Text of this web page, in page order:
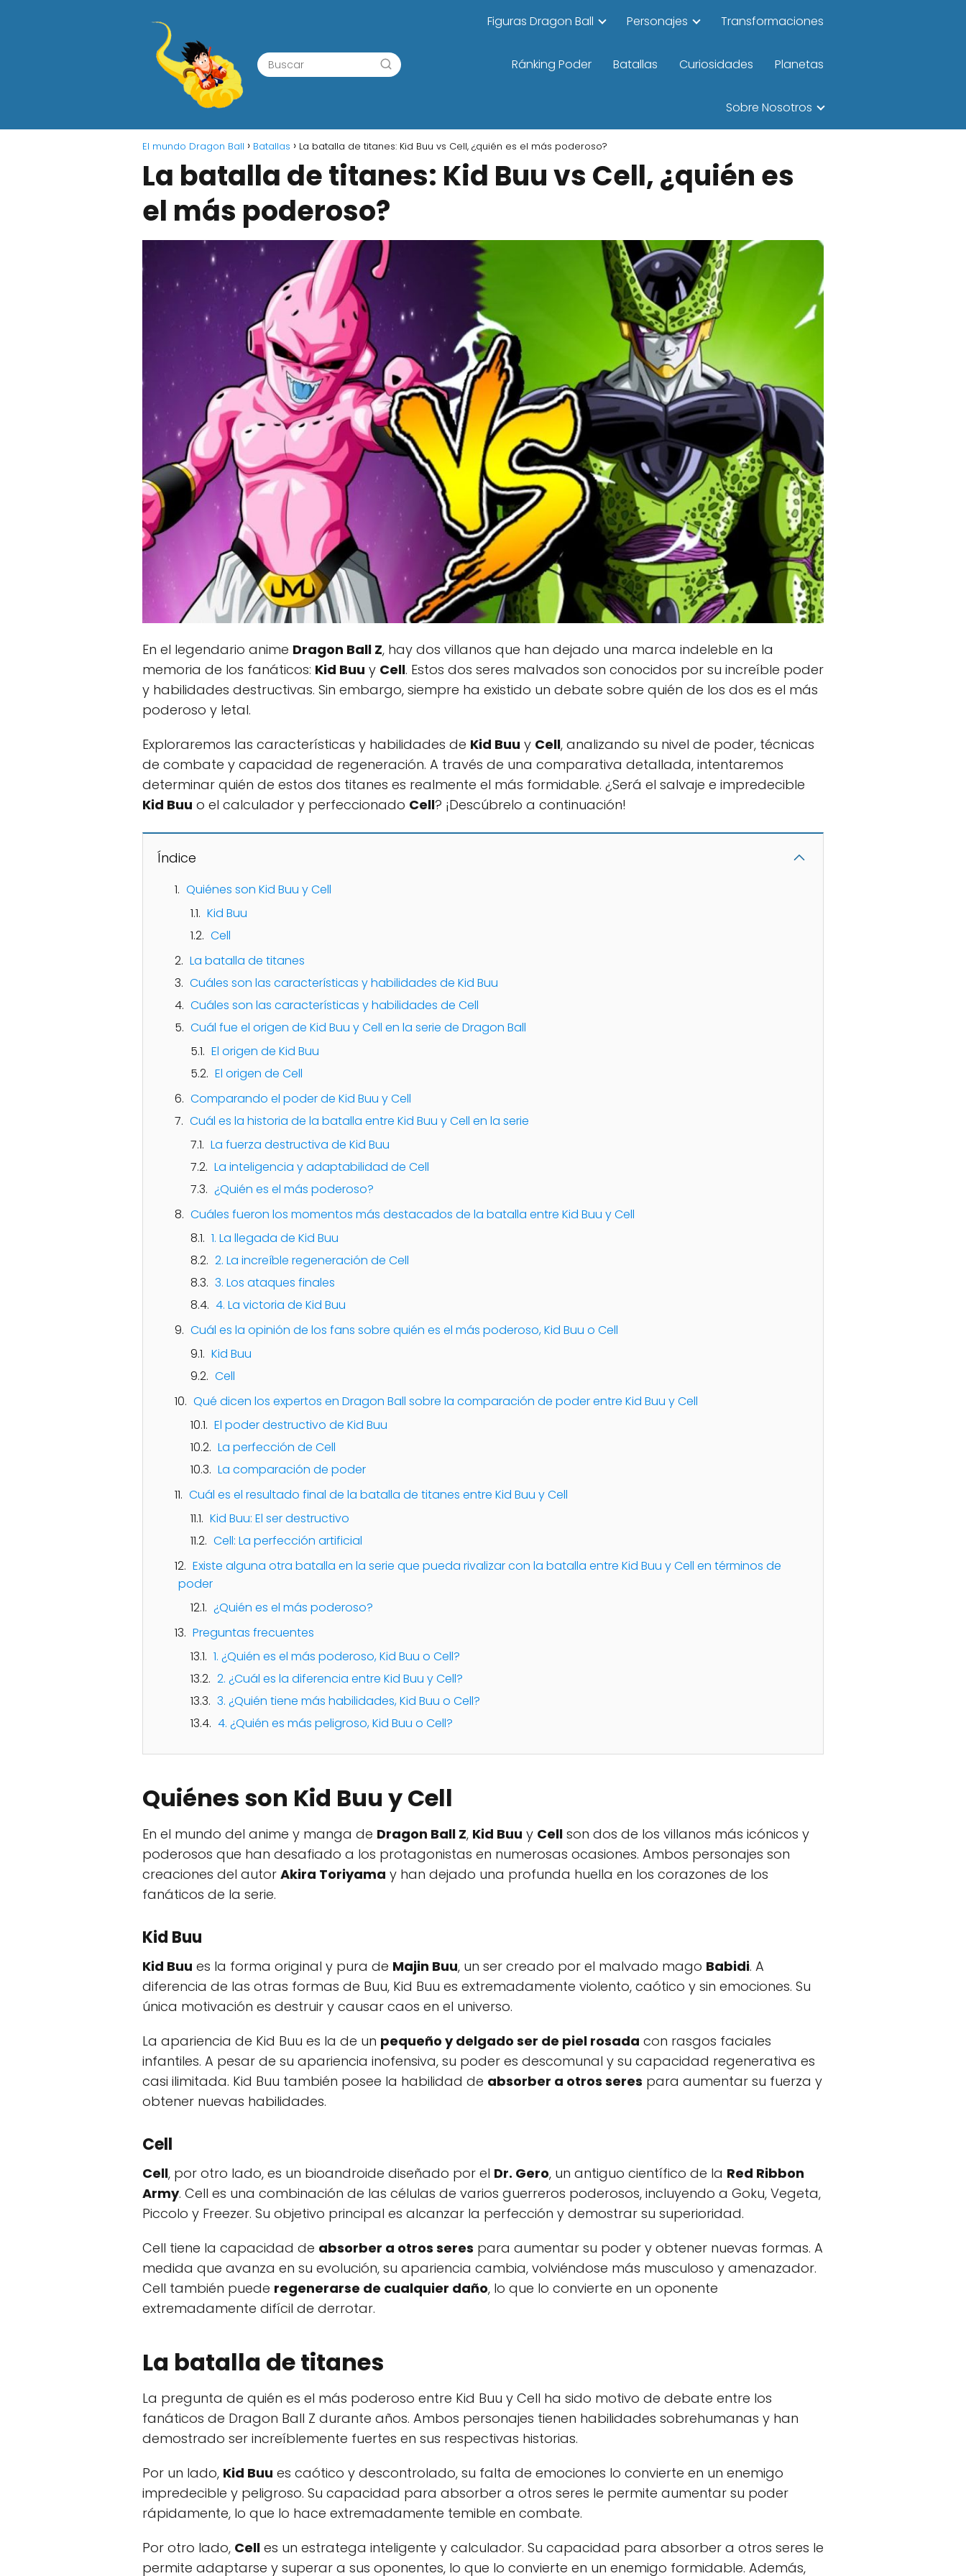
Figuras Dragon Ball Personajes Transformaciones
Ránking Poder Batallas Curiosidades Planetas
Sobre Nosotros
El mundo Dragon Ball Batallas La batalla de titanes: Kid Buu vs Cell, ¿quién es el más poderoso?
La batalla de titanes: Kid Buu vs Cell, ¿quién es
el más poderoso?
En el legendario anime Dragon Ball Z, hay dos villanos que han dejado una marca indeleble en la
memoria de los fanáticos: Kid Buu y Cell. Estos dos seres malvados son conocidos por su increíble poder
y habilidades destructivas. Sin embargo, siempre ha existido un debate sobre quién de los dos es el más
poderoso y letal.
Exploraremos las características y habilidades de Kid Buu y Cell, analizando su nivel de poder, técnicas
de combate y capacidad de regeneración. A través de una comparativa detallada, intentaremos
determinar quién de estos dos titanes es realmente el más formidable. ¿Será el salvaje e impredecible
Kid Buu o el calculador y perfeccionado Cell? ¡Descúbrelo a continuación!
Índice
Quiénes son Kid Buu y Cell
Kid Buu
Cell
La batalla de titanes
Cuáles son las características y habilidades de Kid Buu
Cuáles son las características y habilidades de Cell
Cuál fue el origen de Kid Buu y Cell en la serie de Dragon Ball
El origen de Kid Buu
El origen de Cell
Comparando el poder de Kid Buu y Cell
Cuál es la historia de la batalla entre Kid Buu y Cell en la serie
La fuerza destructiva de Kid Buu
La inteligencia y adaptabilidad de Cell
¿Quién es el más poderoso?
Cuáles fueron los momentos más destacados de la batalla entre Kid Buu y Cell
1. La llegada de Kid Buu
2. La increíble regeneración de Cell
3. Los ataques finales
4. La victoria de Kid Buu
Cuál es la opinión de los fans sobre quién es el más poderoso, Kid Buu o Cell
Kid Buu
Cell
Qué dicen los expertos en Dragon Ball sobre la comparación de poder entre Kid Buu y Cell
El poder destructivo de Kid Buu
La perfección de Cell
La comparación de poder
Cuál es el resultado final de la batalla de titanes entre Kid Buu y Cell
Kid Buu: El ser destructivo
Cell: La perfección artificial
Existe alguna otra batalla en la serie que pueda rivalizar con la batalla entre Kid Buu y Cell en términos de
poder
¿Quién es el más poderoso?
Preguntas frecuentes
1. ¿Quién es el más poderoso, Kid Buu o Cell?
2. ¿Cuál es la diferencia entre Kid Buu y Cell?
3. ¿Quién tiene más habilidades, Kid Buu o Cell?
4. ¿Quién es más peligroso, Kid Buu o Cell?
Quiénes son Kid Buu y Cell
En el mundo del anime y manga de Dragon Ball Z, Kid Buu y Cell son dos de los villanos más icónicos y
poderosos que han desafiado a los protagonistas en numerosas ocasiones. Ambos personajes son
creaciones del autor Akira Toriyama y han dejado una profunda huella en los corazones de los
fanáticos de la serie.
Kid Buu
Kid Buu es la forma original y pura de Majin Buu, un ser creado por el malvado mago Babidi. A
diferencia de las otras formas de Buu, Kid Buu es extremadamente violento, caótico y sin emociones. Su
única motivación es destruir y causar caos en el universo.
La apariencia de Kid Buu es la de un pequeño y delgado ser de piel rosada con rasgos faciales
infantiles. A pesar de su apariencia inofensiva, su poder es descomunal y su capacidad regenerativa es
casi ilimitada. Kid Buu también posee la habilidad de absorber a otros seres para aumentar su fuerza y
obtener nuevas habilidades.
Cell
Cell, por otro lado, es un bioandroide diseñado por el Dr. Gero, un antiguo científico de la Red Ribbon
Army. Cell es una combinación de las células de varios guerreros poderosos, incluyendo a Goku, Vegeta,
Piccolo y Freezer. Su objetivo principal es alcanzar la perfección y demostrar su superioridad.
Cell tiene la capacidad de absorber a otros seres para aumentar su poder y obtener nuevas formas. A
medida que avanza en su evolución, su apariencia cambia, volviéndose más musculoso y amenazador.
Cell también puede regenerarse de cualquier daño, lo que lo convierte en un oponente
extremadamente difícil de derrotar.
La batalla de titanes
La pregunta de quién es el más poderoso entre Kid Buu y Cell ha sido motivo de debate entre los
fanáticos de Dragon Ball Z durante años. Ambos personajes tienen habilidades sobrehumanas y han
demostrado ser increíblemente fuertes en sus respectivas historias.
Por un lado, Kid Buu es caótico y descontrolado, su falta de emociones lo convierte en un enemigo
impredecible y peligroso. Su capacidad para absorber a otros seres le permite aumentar su poder
rápidamente, lo que lo hace extremadamente temible en combate.
Por otro lado, Cell es un estratega inteligente y calculador. Su capacidad para absorber a otros seres le
permite adaptarse y superar a sus oponentes, lo que lo convierte en un enemigo formidable. Además,